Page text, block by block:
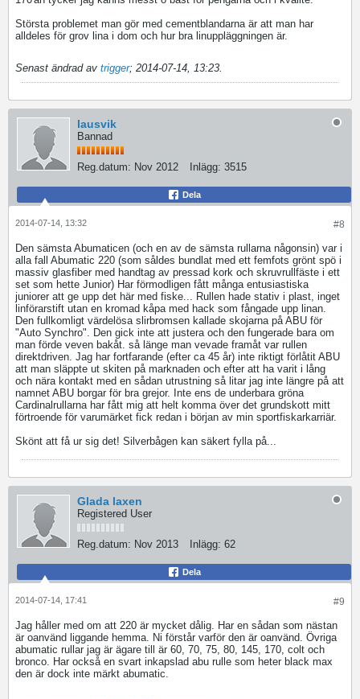
Största problemet man gör med cementblandarna är att man har
alldeles för grov lina i dom och hur bra linuppläggningen är.
Senast ändrad av trigger; 2014-07-14, 13:23.
lausvik
Bannad
Reg.datum: Nov 2012 Inlägg: 3515
Dela
#8
2014-07-14, 13:32
Den sämsta Abumaticen (och en av de sämsta rullarna någonsin) var i
alla fall Abumatic 220 (som såldes bundlat med ett femfots grönt spö i
massiv glasfiber med handtag av pressad kork och skruvrullfäste i ett
set som hette Junior) Har förmodligen fått många entusiastiska
juniorer att ge upp det här med fiske... Rullen hade stativ i plast, inget
linförarstift utan en kromad kåpa med hack som fångade upp linan.
Den fullkomligt värdelösa slirbromsen kallade skojarna på ABU för
"Auto Synchro". Den gick inte att justera och den fungerade bara om
man förde veven bakåt. så länge man vevade framåt var rullen
direktdriven. Jag har fortfarande (efter ca 45 år) inte riktigt förlåtit ABU
att man släppte ut skiten på marknaden och efter att ha varit i lång
och nära kontakt med en sådan utrustning så litar jag inte längre på att
namnet ABU borgar för bra grejor. Inte ens de underbara gröna
Cardinalrullarna har fått mig att helt komma över det grundskott mitt
förtroende för varumärket fick redan i början av min sportfiskarkarriär.
Skönt att få ur sig det! Silverbågen kan säkert fylla på...
Glada laxen
Registered User
Reg.datum: Nov 2013 Inlägg: 62
Dela
#9
2014-07-14, 17:41
Jag håller med om att 220 är mycket dålig. Har en sådan som nästan
är oanvänd liggande hemma. Ni förstår varför den är oanvänd. Övriga
abumatic rullar jag är ägare till är 60, 70, 75, 80, 145, 170, colt och
bronco. Har också en svart inkapslad abu rulle som heter black max
den är dock inte märkt abumatic.